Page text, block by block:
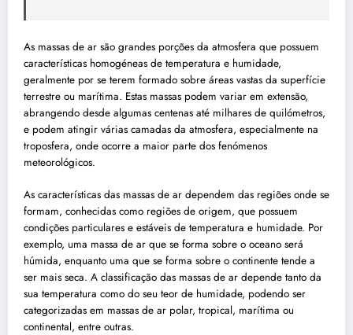
As massas de ar são grandes porções da atmosfera que possuem
características homogéneas de temperatura e humidade,
geralmente por se terem formado sobre áreas vastas da superfície
terrestre ou marítima. Estas massas podem variar em extensão,
abrangendo desde algumas centenas até milhares de quilómetros,
e podem atingir várias camadas da atmosfera, especialmente na
troposfera, onde ocorre a maior parte dos fenómenos
meteorológicos.
As características das massas de ar dependem das regiões onde se
formam, conhecidas como regiões de origem, que possuem
condições particulares e estáveis de temperatura e humidade. Por
exemplo, uma massa de ar que se forma sobre o oceano será
húmida, enquanto uma que se forma sobre o continente tende a
ser mais seca. A classificação das massas de ar depende tanto da
sua temperatura como do seu teor de humidade, podendo ser
categorizadas em massas de ar polar, tropical, marítima ou
continental, entre outras.